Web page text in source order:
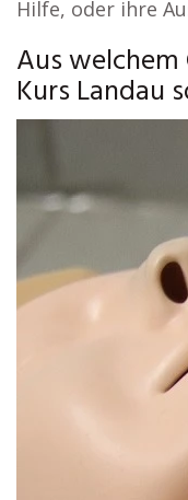
Hilfe, oder ihre
Aus
Kurs Landau